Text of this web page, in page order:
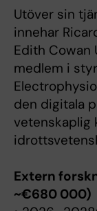
Utöver sin
innehar
Edith Cowan
medlem i
den digitala
vetenskaplig
Extern
~€680 000)